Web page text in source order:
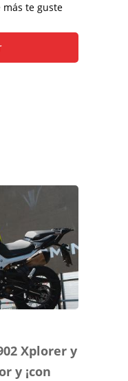
te guste
Xplorer y
y ¡con